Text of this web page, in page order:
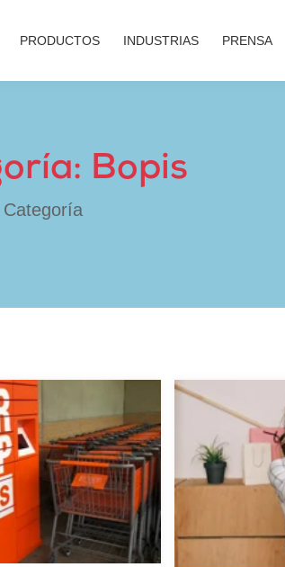
PRODUCTOS INDUSTRIAS PRENSA
Bopis
Categoría